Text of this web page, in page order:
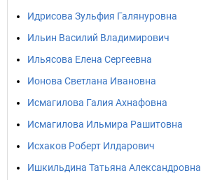
Идрисова Зульфия Галянуровна
Ильин Василий Владимирович
Ильясова Елена Сергеевна
Ионова Светлана Ивановна
Исмагилова Галия Ахнафовна
Исмагилова Ильмира Рашитовна
Исхаков Роберт Илдарович
Ишкильдина Татьяна Александровна